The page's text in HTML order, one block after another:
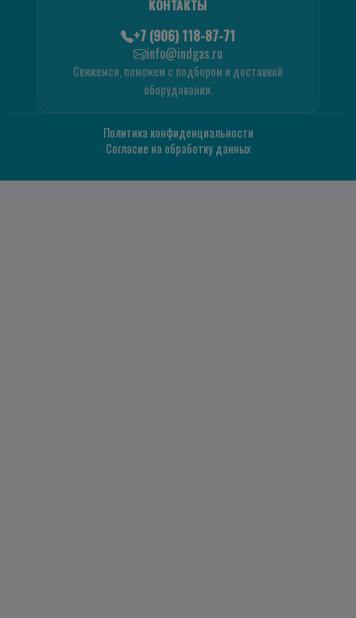
КОНТАКТЫ
+7 (906) 118-87-71
info@indgas.ru
Свяжемся, поможем с подбором и доставкой
оборудования.
Политика конфиденциальности
Согласие на обработку данных